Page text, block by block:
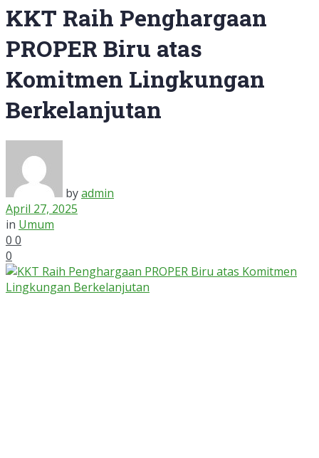
KKT Raih Penghargaan
PROPER Biru atas
Komitmen Lingkungan
Berkelanjutan
byadmin
April 27, 2025
in Umum
0 0
0